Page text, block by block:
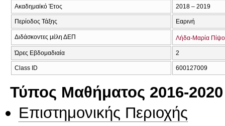
Ακαδημαϊκό Έτος 2018 – 2019
Περίοδος Τάξης Εαρινή
Διδάσκοντες μέλη ΔΕΠ Λήδα-Μαρία
Ώρες Εβδομαδιαία 2
Class ID 600127009
Τύπος Μαθήματος 2016-2020
Επιστημονικής Περιοχής